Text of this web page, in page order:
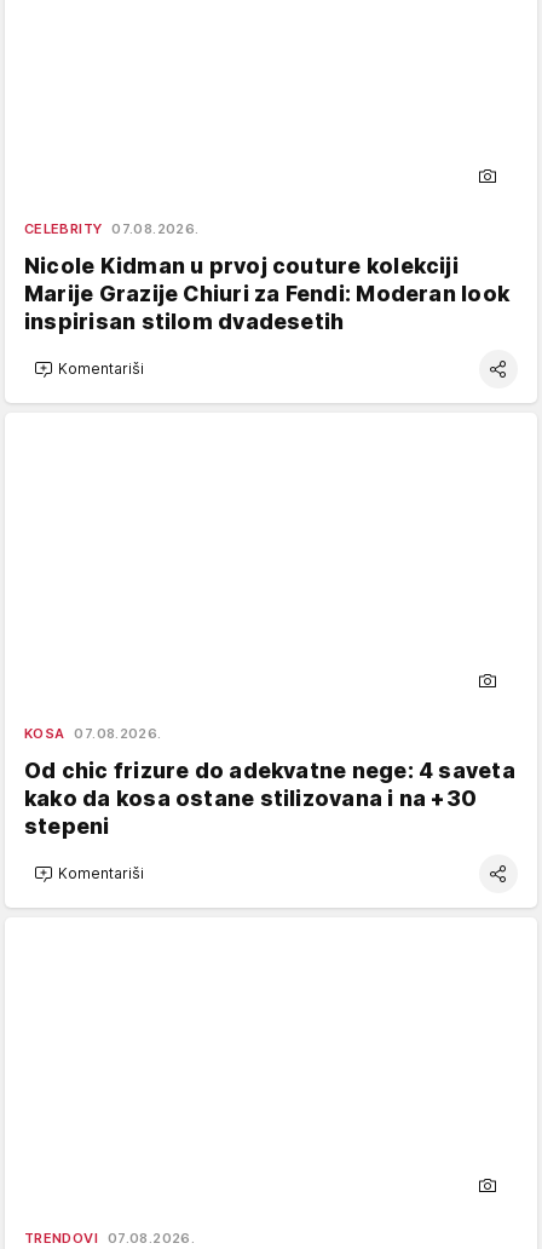
CELEBRITY 07.08.2026.
Nicole Kidman u prvoj couture kolekciji
Marije Grazije Chiuri za Fendi: Moderan look
inspirisan stilom dvadesetih
Komentariši
KOSA 07.08.2026.
Od chic frizure do adekvatne nege: 4 saveta
kako da kosa ostane stilizovana i na +30
stepeni
Komentariši
TRENDOVI 07.08.2026.